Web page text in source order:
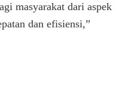
masyarakat dari aspek
dan efisiensi,”